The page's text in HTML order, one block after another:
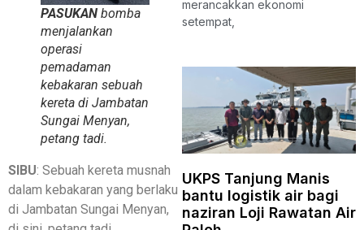
PASUKAN bomba
menjalankan
operasi
pemadaman
kebakaran sebuah
kereta di Jambatan
Sungai Menyan,
petang tadi.
SIBU: Sebuah kereta musnah
dalam kebakaran yang berlaku
di Jambatan Sungai Menyan,
merancakkan ekonomi
setempat,
UKPS Tanjung Manis
bantu logistik air bagi
naziran Loji Rawatan Air